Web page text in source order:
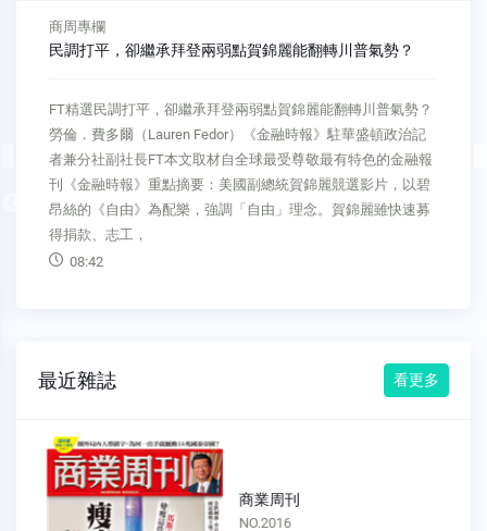
Previous
焦點新聞
一道劍指中國車MG法令為何國產車廠跳腳、零件廠鼓掌
焦點新聞一道劍指中國車MG法令為何國產車廠跳腳、零件廠鼓
掌文●侯良儒、林洧楨這是一場，其實沒有人真正獲益的零和
賽局。過去兩年，英國牛津創立、已被併入中國前三大汽車集
團上汽的MG攪亂了台灣車市。該品牌二○二二年七月由裕隆旗
下中華汽車引進後，由於主打不用百萬元的國產車，就能擁有
百萬元同級車配備，讓該品牌
06:52
最近雜誌 看更多
商業周刊
NO.2016